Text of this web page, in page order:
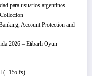
para usuarios argentinos
Account Protection and
2026 – Etibarlı Oyun
(+155 fs)